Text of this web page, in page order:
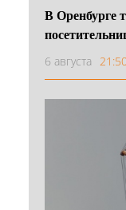
В Оренбурге
6 августа